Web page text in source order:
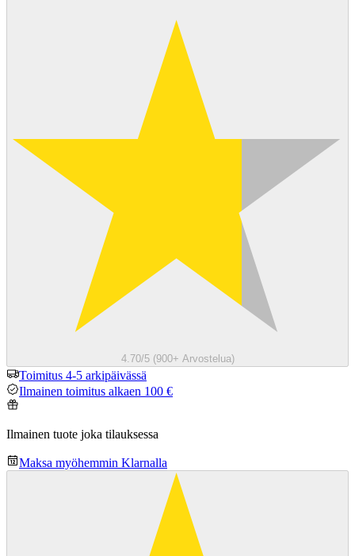
4.70/5 (900+ Arvostelua)
Toimitus 4-5 arkipäivässä
Ilmainen toimitus alkaen 100 €
Ilmainen tuote joka tilauksessa
Maksa myöhemmin Klarnalla